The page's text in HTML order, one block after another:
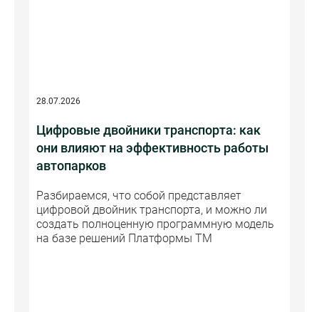
28.07.2026
Цифровые двойники транспорта: как
они влияют на эффективность работы
автопарков
Разбираемся, что собой представляет
цифровой двойник транспорта, и можно ли
создать полноценную программную модель
на базе решений Платформы ТМ